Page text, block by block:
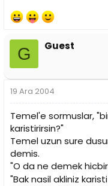
G Guest
19 Ara 2004
Temel'e sormuslar,
karistirirsin?"
Temel uzun sure
demis.
"O da ne demek
"Bak nasil akliniz